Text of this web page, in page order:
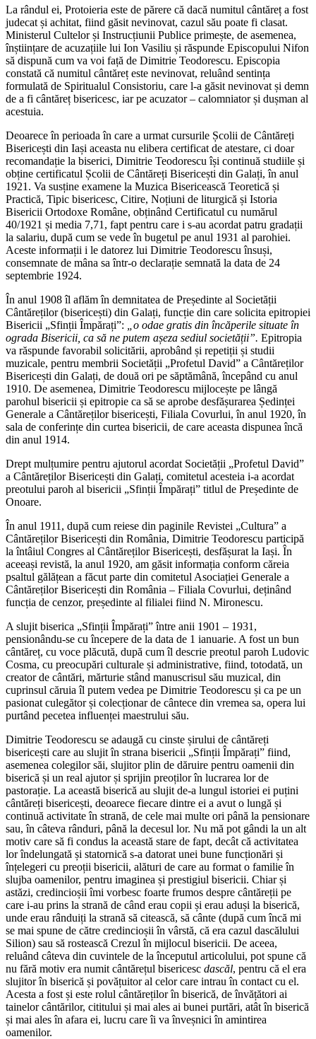
La rândul ei, Protoieria este de părere că dacă numitul cântăreț a fost
judecat și achitat, fiind găsit nevinovat, cazul său poate fi clasat.
Ministerul Cultelor și Instrucțiunii Publice primește, de asemenea,
înștiințare de acuzațiile lui Ion Vasiliu și răspunde Episcopului Nifon
să dispună cum va voi față de Dimitrie Teodorescu. Episcopia
constată că numitul cântăreț este nevinovat, reluând sentința
formulată de Spiritualul Consistoriu, care l-a găsit nevinovat și demn
de a fi cântăreț bisericesc, iar pe acuzator – calomniator și dușman al
acestuia.
Deoarece în perioada în care a urmat cursurile Școlii de Cântăreți
Bisericești din Iași aceasta nu elibera certificat de atestare, ci doar
recomandație la biserici, Dimitrie Teodorescu își continuă studiile și
obține certificatul Școlii de Cântăreți Bisericești din Galați, în anul
1921. Va susține examene la Muzica Bisericească Teoretică și
Practică, Tipic bisericesc, Citire, Noțiuni de liturgică și Istoria
Bisericii Ortodoxe Române, obținând Certificatul cu numărul
40/1921 și media 7,71, fapt pentru care i s-au acordat patru gradații
la salariu, după cum se vede în bugetul pe anul 1931 al parohiei.
Aceste informații i le datorez lui Dimitrie Teodorescu însuși,
consemnate de mâna sa într-o declarație semnată la data de 24
septembrie 1924.
În anul 1908 îl aflăm în demnitatea de Președinte al Societății
Cântăreților (bisericești) din Galați, funcție din care solicita epitropiei
Bisericii „Sfinții Împărați”:
„o odae gratis din încăperile situate în
ograda Bisericii, ca să ne putem așeza sediul societății”. Epitropia
va răspunde favorabil solicitării, aprobând și repetiții și studii
muzicale, pentru membrii Societății „Profetul David” a Cântăreților
Bisericești din Galați, de două ori pe săptămână, începând cu anul
1910. De asemenea, Dimitrie Teodorescu mijlocește pe lângă
parohul bisericii și epitropie ca să se aprobe desfășurarea Ședinței
Generale a Cântăreților bisericești, Filiala Covurlui, în anul 1920, în
sala de conferințe din curtea bisericii, de care aceasta dispunea încă
din anul 1914.
Drept mulțumire pentru ajutorul acordat Societății „Profetul David”
a Cântăreților Bisericești din Galați, comitetul acesteia i-a acordat
preotului paroh al bisericii „Sfinții Împărați” titlul de Președinte de
Onoare.
În anul 1911, după cum reiese din paginile Revistei „Cultura” a
Cântăreților Bisericești din România, Dimitrie Teodorescu participă
la întâiul Congres al Cântăreților Bisericești, desfășurat la Iași. În
aceeași revistă, la anul 1920, am găsit informația conform căreia
psaltul gălățean a făcut parte din comitetul Asociației Generale a
Cântăreților Bisericești din România – Filiala Covurlui, deținând
funcția de cenzor, președinte al filialei fiind N. Mironescu.
A slujit biserica „Sfinții Împărați” între anii 1901 – 1931,
pensionându-se cu începere de la data de 1 ianuarie. A fost un bun
cântăreț, cu voce plăcută, după cum îl descrie preotul paroh Ludovic
Cosma, cu preocupări culturale și administrative, fiind, totodată, un
creator de cântări, mărturie stând manuscrisul său muzical, din
cuprinsul căruia îl putem vedea pe Dimitrie Teodorescu și ca pe un
pasionat culegător și colecționar de cântece din vremea sa, opera lui
purtând pecetea influenței maestrului său.
Dimitrie Teodorescu se adaugă cu cinste șirului de cântăreți
bisericești care au slujit în strana bisericii „Sfinții Împărați” fiind,
asemenea colegilor săi, slujitor plin de dăruire pentru oamenii din
biserică și un real ajutor și sprijin preoților în lucrarea lor de
pastorație. La această biserică au slujit de-a lungul istoriei ei puțini
cântăreți bisericești, deoarece fiecare dintre ei a avut o lungă și
continuă activitate în strană, de cele mai multe ori până la pensionare
sau, în câteva rânduri, până la decesul lor. Nu mă pot gândi la un alt
motiv care să fi condus la această stare de fapt, decât că activitatea
lor îndelungată și statornică s-a datorat unei bune funcționări și
înțelegeri cu preoții bisericii, alături de care au format o familie în
slujba oamenilor, pentru imaginea și prestigiul bisericii. Chiar și
astăzi, credincioșii îmi vorbesc foarte frumos despre cântăreții pe
care i-au prins la strană de când erau copii și erau aduși la biserică,
unde erau rânduiți la strană să citească, să cânte (după cum încă mi
se mai spune de către credincioșii în vârstă, că era cazul dascălului
Silion) sau să rostească Crezul în mijlocul bisericii. De aceea,
reluând câteva din cuvintele de la începutul articolului, pot spune că
nu fără motiv era numit cântărețul bisericesc dascăl, pentru că el era
slujitor în biserică și povățuitor al celor care intrau în contact cu el.
Acesta a fost și este rolul cântăreților în biserică, de învățători ai
tainelor cântărilor, cititului și mai ales ai bunei purtări, atât în biserică
și mai ales în afara ei, lucru care îi va înveșnici în amintirea
oamenilor.